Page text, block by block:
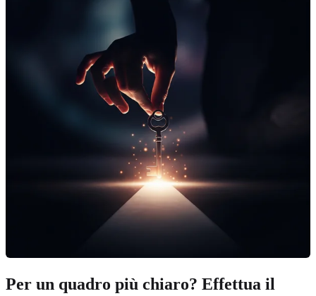
Per un quadro più chiaro? Effettua il